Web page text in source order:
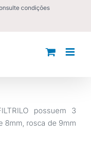
condições
possuem 3
8mm, rosca de 9mm